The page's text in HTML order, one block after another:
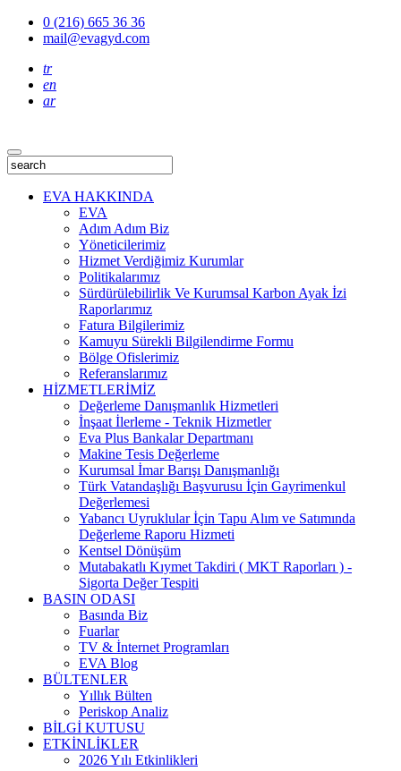
0 (216) 665 36 36
mail@evagyd.com
tr
en
ar
EVA HAKKINDA
EVA
Adım Adım Biz
Yöneticilerimiz
Hizmet Verdiğimiz Kurumlar
Politikalarımız
Sürdürülebilirlik Ve Kurumsal Karbon Ayak İzi
Raporlarımız
Fatura Bilgilerimiz
Kamuyu Sürekli Bilgilendirme Formu
Bölge Ofislerimiz
Referanslarımız
HİZMETLERİMİZ
Değerleme Danışmanlık Hizmetleri
İnşaat İlerleme - Teknik Hizmetler
Eva Plus Bankalar Departmanı
Makine Tesis Değerleme
Kurumsal İmar Barışı Danışmanlığı
Türk Vatandaşlığı Başvurusu İçin Gayrimenkul
Değerlemesi
Yabancı Uyruklular İçin Tapu Alım ve Satımında
Değerleme Raporu Hizmeti
Kentsel Dönüşüm
Mutabakatlı Kıymet Takdiri ( MKT Raporları ) -
Sigorta Değer Tespiti
BASIN ODASI
Basında Biz
Fuarlar
TV & İnternet Programları
EVA Blog
BÜLTENLER
Yıllık Bülten
Periskop Analiz
BİLGİ KUTUSU
ETKİNLİKLER
2026 Yılı Etkinlikleri